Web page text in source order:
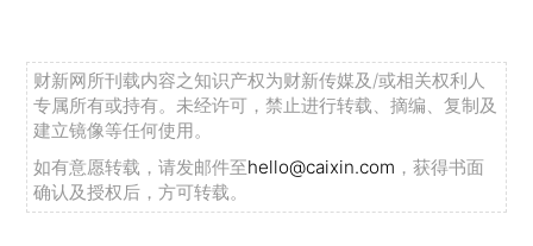
财新网所刊载内容之知识产权为财新传媒及/或相关权利人
专属所有或持有。未经许可，禁止进行转载、摘编、复制及
建立镜像等任何使用。
如有意愿转载，请发邮件至hello@caixin.com ，获得书面
确认及授权后，方可转载。